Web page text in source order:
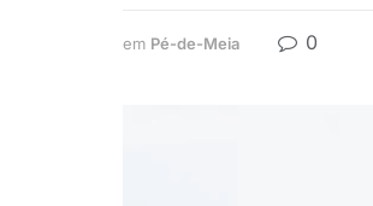
em Pé-de-Meia 0